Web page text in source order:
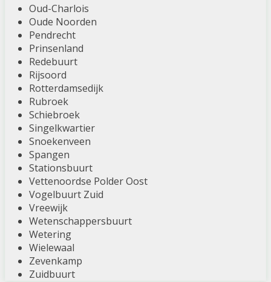
Oud-Charlois
Oude Noorden
Pendrecht
Prinsenland
Redebuurt
Rijsoord
Rotterdamsedijk
Rubroek
Schiebroek
Singelkwartier
Snoekenveen
Spangen
Stationsbuurt
Vettenoordse Polder Oost
Vogelbuurt Zuid
Vreewijk
Wetenschappersbuurt
Wetering
Wielewaal
Zevenkamp
Zuidbuurt